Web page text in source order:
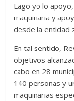
Lago yo lo
maquinaria y
desde la entidad
En tal sentido,
objetivos
cabo en 28
140 personas y
maquinarias